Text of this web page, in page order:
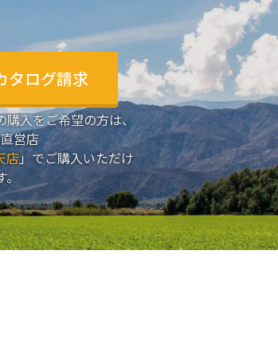
タログ請求
購入をご希望の方は、
営店
店」でご購入いただけ
。